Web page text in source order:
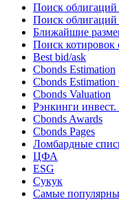
Поиск
Поиск
Ближайшие
Поиск котировок
Best bid/ask
Cbonds Estimation
Cbonds Estimation
Cbonds Valuation
Рэнкинги инвест.
Cbonds Awards
Cbonds Pages
Ломбардные
ЦФА
ESG
Сукук
Самые